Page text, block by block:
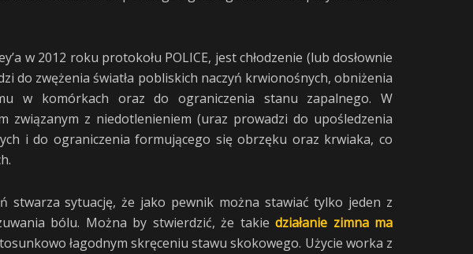
w 2012 roku protokołu POLICE, jest chłodzenie (lub dosłownie
do zwężenia światła pobliskich naczyń krwionośnych, obniżenia
w komórkach oraz do ograniczenia stanu zapalnego. W
z niedotlenieniem (uraz prowadzi do upośledzenia
i do ograniczenia formującego się obrzęku oraz krwiaka, co
stwarza sytuację, że jako pewnik można stawiać tylko jeden z
bólu. Można by stwierdzić, że takie działanie zimna ma
łagodnym skręceniu stawu skokowego. Użycie worka z